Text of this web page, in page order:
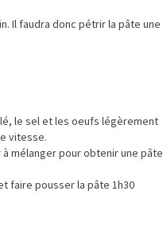
Il faudra donc pétrir la pâte une
le sel et les oeufs légèrement
vitesse.
mélanger pour obtenir une pâte
faire pousser la pâte 1h30